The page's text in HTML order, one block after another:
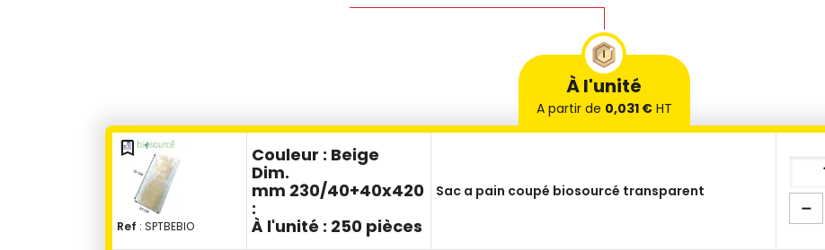
À l'unité
A partir de 0,031 €HT
bookmark_outline
Ref : SPTBEBIO
Couleur : Beige
Dim.
mm
:
230/40+40x420
À l'unité : 250 pièces
Sac a pain coupé biosourcé transparent